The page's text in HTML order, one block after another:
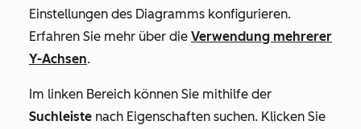
Einstellungen des Diagramms konfigurieren.
Erfahren Sie mehr über die Verwendung mehrerer
Y-Achsen.
Im linken Bereich können Sie mithilfe der
Suchleiste nach Eigenschaften suchen. Klicken Sie